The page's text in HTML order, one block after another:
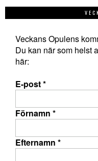
Veckans Opulens
Du kan när som helst
här:
E-post*
Förnamn *
Efternamn *